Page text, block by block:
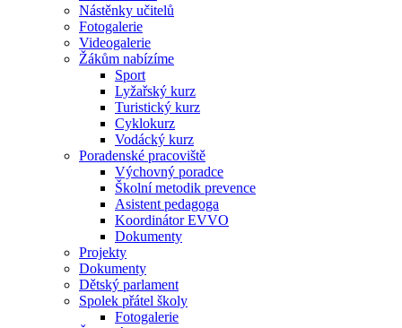
Nástěnky učitelů
Fotogalerie
Videogalerie
Žákům nabízíme
Sport
Lyžařský kurz
Turistický kurz
Cyklokurz
Vodácký kurz
Poradenské pracoviště
Výchovný poradce
Školní metodik prevence
Asistent pedagoga
Koordinátor EVVO
Dokumenty
Projekty
Dokumenty
Dětský parlament
Spolek přátel školy
Fotogalerie